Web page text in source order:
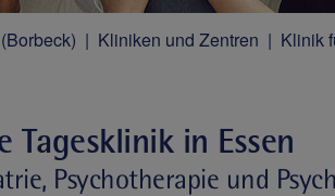
Kliniken und Zentren Klinik
Tagesklinik in Essen
Psychotherapie und